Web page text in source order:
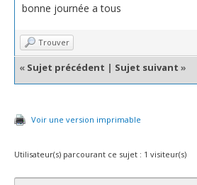
bonne journée a tous
Trouver
« Sujet précédent | Sujet suivant »
Voir une version imprimable
Utilisateur(s) parcourant ce sujet : 1 visiteur(s)